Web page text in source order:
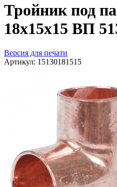
Тройник под
18x15x15 ВП
Версия для печати
Артикул: 15130181515